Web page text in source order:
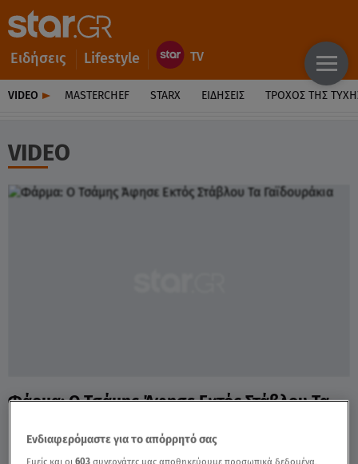
Ειδήσεις Lifestyle
VIDEO MASTERCHEF STARX ΕΙΔΉΣΕΙΣ ΤΡΟΧΌΣ ΤΗΣ
VIDEO
Φάρμα: Ο Τσάμης Άφησε Εκτός Στάβλου Τα
Ενδιαφερόμαστε για το απόρρητό σας
Εμείς και οι603 συνεργάτες μας αποθηκεύουμε προσωπικά δεδομένα,